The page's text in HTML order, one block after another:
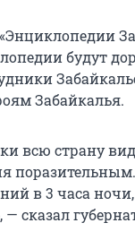
будут
Забайкалья.
всю страну
в 3 часа
— сказал